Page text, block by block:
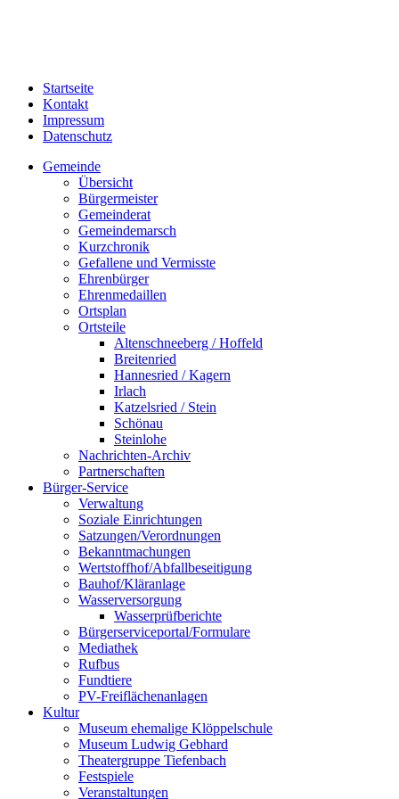
Startseite
Kontakt
Impressum
Datenschutz
Gemeinde
Übersicht
Bürgermeister
Gemeinderat
Gemeindemarsch
Kurzchronik
Gefallene und Vermisste
Ehrenbürger
Ehrenmedaillen
Ortsplan
Ortsteile
Altenschneeberg / Hoffeld
Breitenried
Hannesried / Kagern
Irlach
Katzelsried / Stein
Schönau
Steinlohe
Nachrichten-Archiv
Partnerschaften
Bürger-Service
Verwaltung
Soziale Einrichtungen
Satzungen/Verordnungen
Bekanntmachungen
Wertstoffhof/Abfallbeseitigung
Bauhof/Kläranlage
Wasserversorgung
Wasserprüfberichte
Bürgerserviceportal/Formulare
Mediathek
Rufbus
Fundtiere
PV-Freiflächenanlagen
Kultur
Museum ehemalige Klöppelschule
Museum Ludwig Gebhard
Theatergruppe Tiefenbach
Festspiele
Veranstaltungen